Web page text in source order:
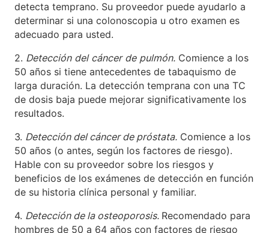
detecta temprano. Su proveedor puede ayudarlo a
determinar si una colonoscopia u otro examen es
adecuado para usted.
2. Detección del cáncer de pulmón. Comience a los
50 años si tiene antecedentes de tabaquismo de
larga duración. La detección temprana con una TC
de dosis baja puede mejorar significativamente los
resultados.
3. Detección del cáncer de próstata. Comience a los
50 años (o antes, según los factores de riesgo).
Hable con su proveedor sobre los riesgos y
beneficios de los exámenes de detección en función
de su historia clínica personal y familiar.
4. Detección de la osteoporosis. Recomendado para
hombres de 50 a 64 años con factores de riesgo